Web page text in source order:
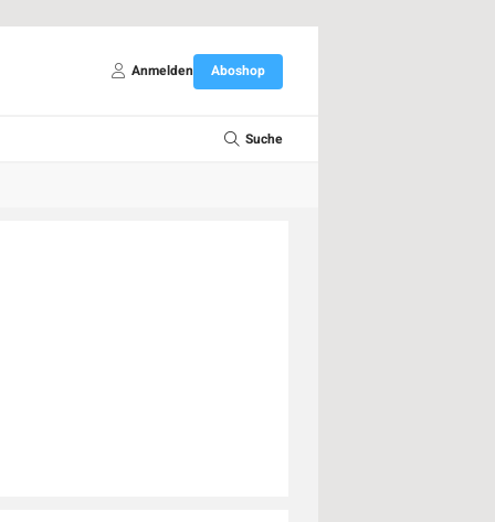
Anmelden Aboshop
Suche